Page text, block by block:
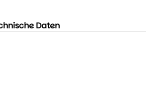
Daten